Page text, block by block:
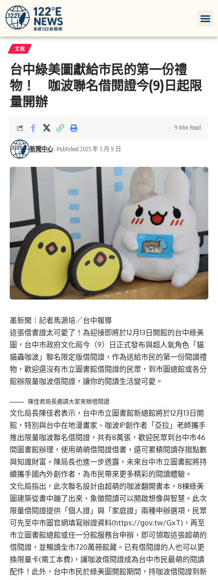
文教
台中綠美圖獻給市民的第一份禮
物！ 咖波聯名借閱證今(9)日起限
量開辦
新聞中心 Published 2025 年 5 月 9 日
9 Min Read
墨新聞 ｜記者馬源培／台中報導
這張借書證太可愛了！為迎接即將於12月13日開館的台中綠美
圖，台中市政府文化局今（9）日正式發布與超人氣角色「貓
貓蟲咖波」聯名限定版借閱證，作為送給市民的第一份閱讀禮
物，歡迎還沒有市立圖書館借閱證的民眾，到市圖總館或各分
館辦限量咖波借閱證，讓你的閱讀生活變可愛。
陳佳君局長邀請大家來辦借閱證
文化局長陳佳君表示，台中市立圖書館新總館將於12月13日開
館，特別與台中在地漫畫家、咖波IP創作者「亞拉」老師攜手
推出限量咖波聯名借閱證，共有8萬張，歡迎民眾到台中市46
間圖書館辦理，使用萌萌借閱證借書，還可累積閱讀存摺點數
與知識財富。陳局長也進一步透露，未來台中市立圖書館將持
續攜手國內外創作者，為市民帶來更多精彩的閱讀體驗。
文化局指出，此次聯名設計由超萌的咖波翻開書本，8棟綠美
圖建築從書中蹦了出來，象徵閱讀可以開啟想像與智慧。此次
限量借閱證提供「個人證」與「家庭證」兩種申辦選項，民眾
可先至中市圖官網填寫辦證資料(https://gov.tw/GxT)，再至
市立圖書館總館或任一分館服務台申辦，即可領取這張超萌的
借閱證，並暢讀全市720萬冊館藏。已有借閱證的人也可以更
換限量卡(需工本費)，讓咖波借閱證成為台中市民最萌的閱讀
配件！此外，台中市民於綠美圖開館期間，持咖波借閱證到新